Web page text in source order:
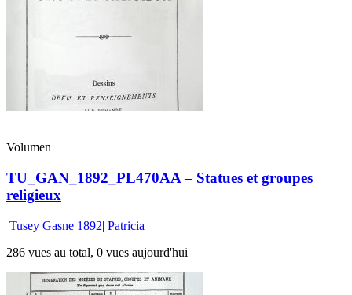
Volumen
TU_GAN_1892_PL470AA – Statues et groupes
religieux
Tusey Gasne 1892| Patricia
286 vues au total, 0 vues aujourd'hui